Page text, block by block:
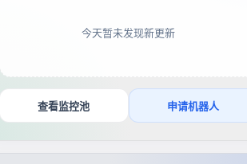
今天暂未发现新更新
查看监控池 申请机器人